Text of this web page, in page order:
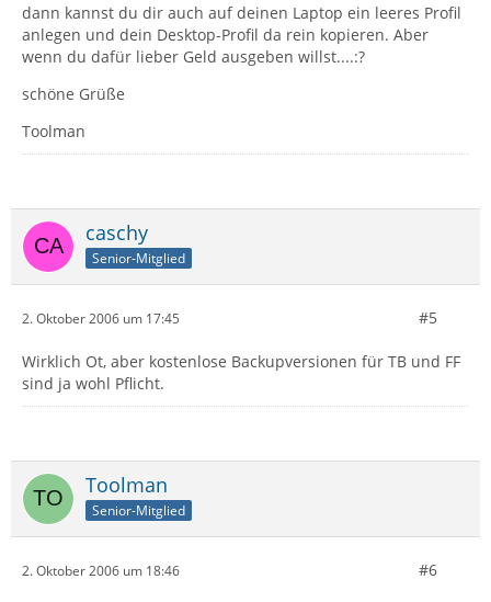
dann kannst du dir auch auf deinen Laptop ein leeres Profil
anlegen und dein Desktop-Profil da rein kopieren. Aber
wenn du dafür lieber Geld ausgeben willst....:?
schöne Grüße
Toolman
caschy
Senior-Mitglied
2. Oktober 2006 um 17:45 #5
Wirklich Ot, aber kostenlose Backupversionen für TB und FF
sind ja wohl Pflicht.
Toolman
Senior-Mitglied
2. Oktober 2006 um 18:46 #6